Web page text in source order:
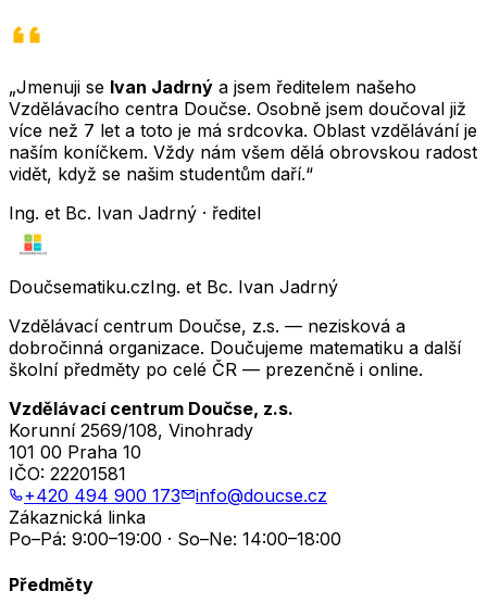
„Jmenuji se Ivan Jadrný a jsem ředitelem našeho
Vzdělávacího centra Doučse. Osobně jsem doučoval již
více než 7 let a toto je má srdcovka. Oblast vzdělávání je
naším koníčkem. Vždy nám všem dělá obrovskou radost
vidět, když se našim studentům daří.“
Ing. et Bc. Ivan Jadrný · ředitel
Doučsematiku.czIng. et Bc. Ivan Jadrný
Vzdělávací centrum Doučse, z.s. — nezisková a
dobročinná organizace. Doučujeme matematiku a další
školní předměty po celé ČR — prezenčně i online.
Vzdělávací centrum Doučse, z.s.
Korunní 2569/108, Vinohrady
101 00 Praha 10
IČO: 22201581
+420 494 900 173
info@doucse.cz
Zákaznická linka
Po–Pá: 9:00–19:00 · So–Ne: 14:00–18:00
Předměty